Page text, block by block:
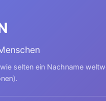
selten ein Nachname